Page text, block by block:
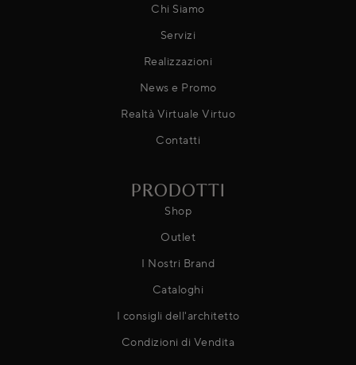
Chi Siamo
Servizi
Realizzazioni
News e Promo
Realtà Virtuale Virtuo
Contatti
PRODOTTI
Shop
Outlet
I Nostri Brand
Cataloghi
I consigli dell'architetto
Condizioni di Vendita